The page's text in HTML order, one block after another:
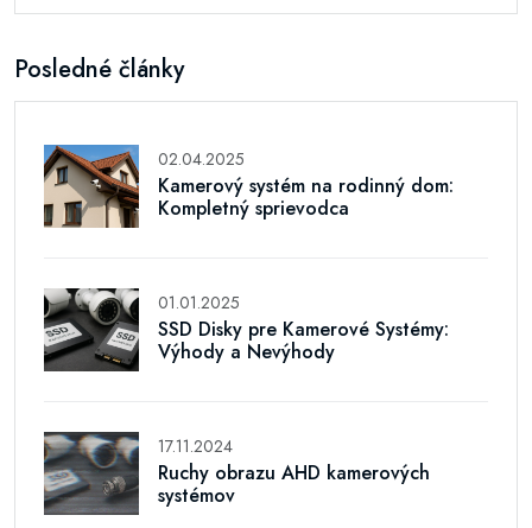
Posledné články
02.04.2025
Kamerový systém na rodinný dom:
Kompletný sprievodca
01.01.2025
SSD Disky pre Kamerové Systémy:
Výhody a Nevýhody
17.11.2024
Ruchy obrazu AHD kamerových
systémov